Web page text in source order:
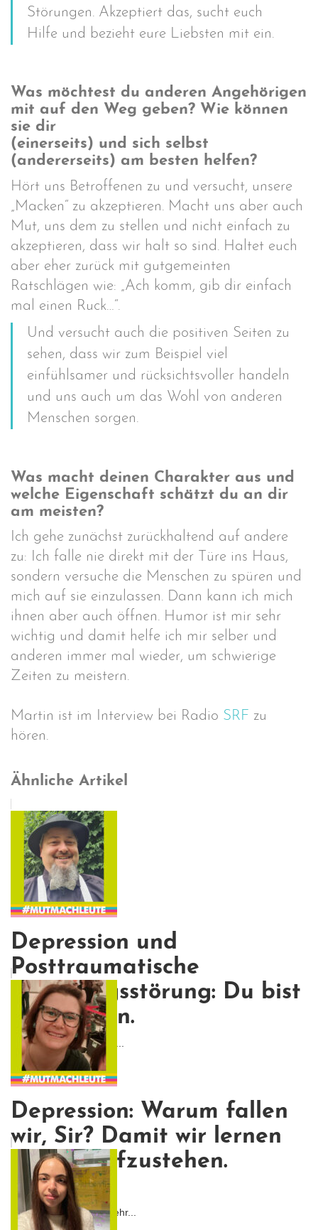
Störungen. Akzeptiert das, sucht euch
Hilfe und bezieht eure Liebsten mit ein.
Was möchtest du anderen Angehörigen
mit auf den Weg geben? Wie können
sie dir
(einerseits) und sich selbst
(andererseits) am besten helfen?
Hört uns Betroffenen zu und versucht, unsere
„Macken“ zu akzeptieren. Macht uns aber auch
Mut, uns dem zu stellen und nicht einfach zu
akzeptieren, dass wir halt so sind. Haltet euch
aber eher zurück mit gutgemeinten
Ratschlägen wie: „Ach komm, gib dir einfach
mal einen Ruck…“.
Und versucht auch die positiven Seiten zu
sehen, dass wir zum Beispiel viel
einfühlsamer und rücksichtsvoller handeln
und uns auch um das Wohl von anderen
Menschen sorgen.
Was macht deinen Charakter aus und
welche Eigenschaft schätzt du an dir
am meisten?
Ich gehe zunächst zurückhaltend auf andere
zu: Ich falle nie direkt mit der Türe ins Haus,
sondern versuche die Menschen zu spüren und
mich auf sie einzulassen. Dann kann ich mich
ihnen aber auch öffnen. Humor ist mir sehr
wichtig und damit helfe ich mir selber und
anderen immer mal wieder, um schwierige
Zeiten zu meistern.
Martin ist im Interview bei Radio SRF zu
hören.
Ähnliche Artikel
Depression und
Posttraumatische
Belastungsstörung: Du bist
nicht allein.
Und vielleicht sind wir g...
Depression: Warum fallen
wir, Sir? Damit wir lernen
wieder aufzustehen.
(Batman)
Ich war von Anfang an ehr...